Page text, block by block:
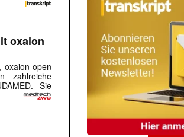
jede Woche aktuell
oxaion
oxaion open
zahlreiche
Sie